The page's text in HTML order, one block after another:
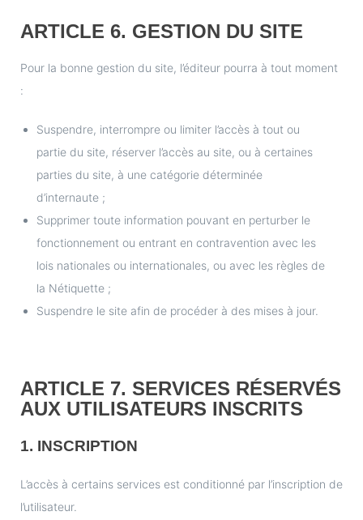
ARTICLE 6. GESTION DU SITE
Pour la bonne gestion du site, l’éditeur pourra à tout moment
:
Suspendre, interrompre ou limiter l’accès à tout ou
partie du site, réserver l’accès au site, ou à certaines
parties du site, à une catégorie déterminée
d’internaute ;
Supprimer toute information pouvant en perturber le
fonctionnement ou entrant en contravention avec les
lois nationales ou internationales, ou avec les règles de
la Nétiquette ;
Suspendre le site afin de procéder à des mises à jour.
ARTICLE 7. SERVICES RÉSERVÉS
AUX UTILISATEURS INSCRITS
1. INSCRIPTION
L’accès à certains services est conditionné par l’inscription de
l’utilisateur.